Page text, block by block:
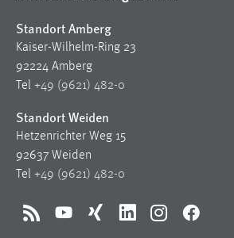
Standort Amberg
Kaiser-Wilhelm-Ring 23
92224 Amberg
Tel +49 (9621) 482-0
Standort Weiden
Hetzenrichter Weg 15
92637 Weiden
Tel +49 (9621) 482-0
RSS YouTubeXing LinkedInInstagramFacebook